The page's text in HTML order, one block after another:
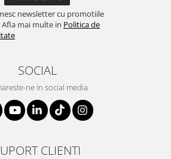
newsletter cu promotiile
mai multe in Politica de
SOCIAL
ne in social media
CLIENTI